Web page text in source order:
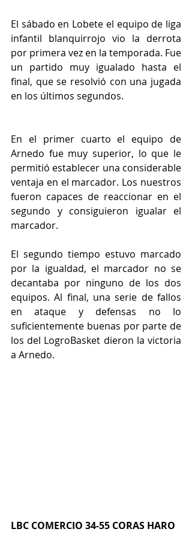
El sábado en Lobete el equipo de liga
infantil blanquirrojo vio la derrota
por primera vez en la temporada. Fue
un partido muy igualado hasta el
final, que se resolvió con una jugada
en los últimos segundos.
En el primer cuarto el equipo de
Arnedo fue muy superior, lo que le
permitió establecer una considerable
ventaja en el marcador. Los nuestros
fueron capaces de reaccionar en el
segundo y consiguieron igualar el
marcador.
El segundo tiempo estuvo marcado
por la igualdad, el marcador no se
decantaba por ninguno de los dos
equipos. Al final, una serie de fallos
en ataque y defensas no lo
suficientemente buenas por parte de
los del LogroBasket dieron la victoria
a Arnedo.
LBC COMERCIO 34-55 CORAS HARO